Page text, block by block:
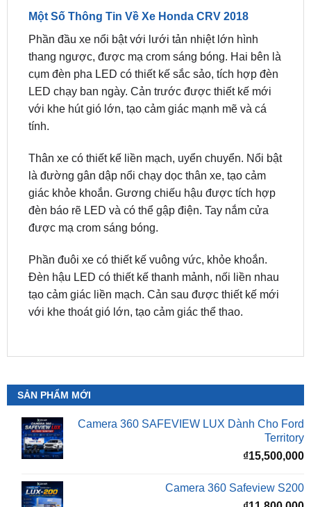
thang ngược, được mạ crom sáng bóng. Hai bên là
cụm đèn pha LED có thiết kế sắc sảo, tích hợp đèn
LED chạy ban ngày. Cản trước được thiết kế mới
với khe hút gió lớn, tạo cảm giác mạnh mẽ và cá
tính.
Thân xe có thiết kế liền mạch, uyển chuyển. Nổi bật
giác khỏe khoắn. Gương chiếu hậu được tích hợp
đèn báo rẽ LED và có thể gập điện. Tay nắm cửa
được mạ crom sáng bóng.
Phần đuôi xe có thiết kế vuông vức, khỏe khoắn.
tạo cảm giác liền mạch. Cản sau được thiết kế mới
với khe thoát gió lớn, tạo cảm giác thể thao.
SẢN PHẨM MỚI
Camera 360 SAFEVIEW LUX Dành Cho Ford
₫15,500,000
Camera 360 Safeview S200